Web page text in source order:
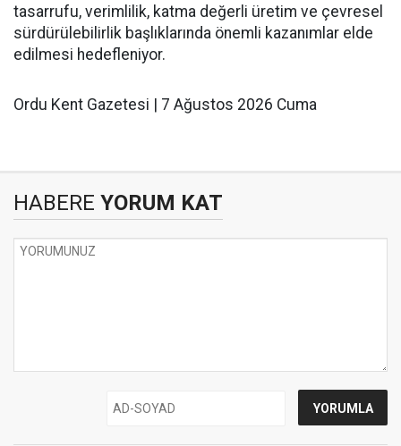
tasarrufu, verimlilik, katma değerli üretim ve çevresel
sürdürülebilirlik başlıklarında önemli kazanımlar elde
edilmesi hedefleniyor.
Ordu Kent Gazetesi | 7 Ağustos 2026 Cuma
HABERE YORUM KAT